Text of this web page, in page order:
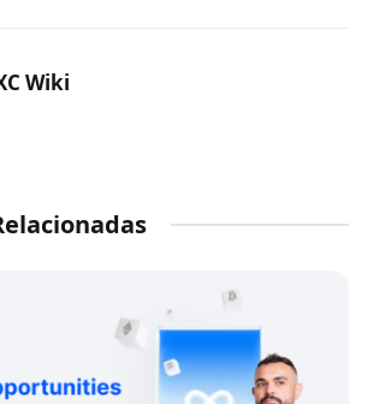
Wiki